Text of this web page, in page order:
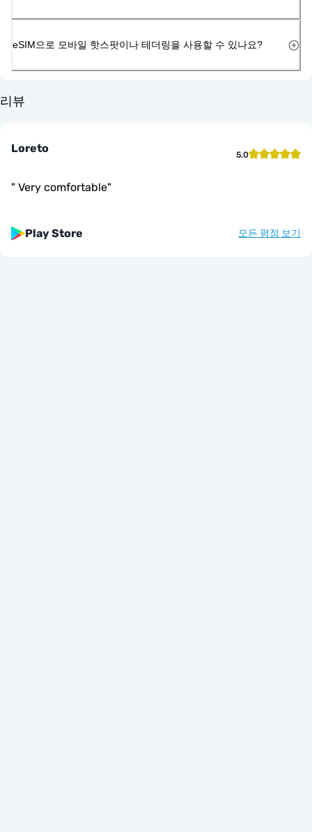
eSIM으로 모바일 핫스팟이나 테더링을 사용할 수 있나요?
리뷰
Loreto 5.0
" Very comfortable"
Play Store 모든 평점 보기